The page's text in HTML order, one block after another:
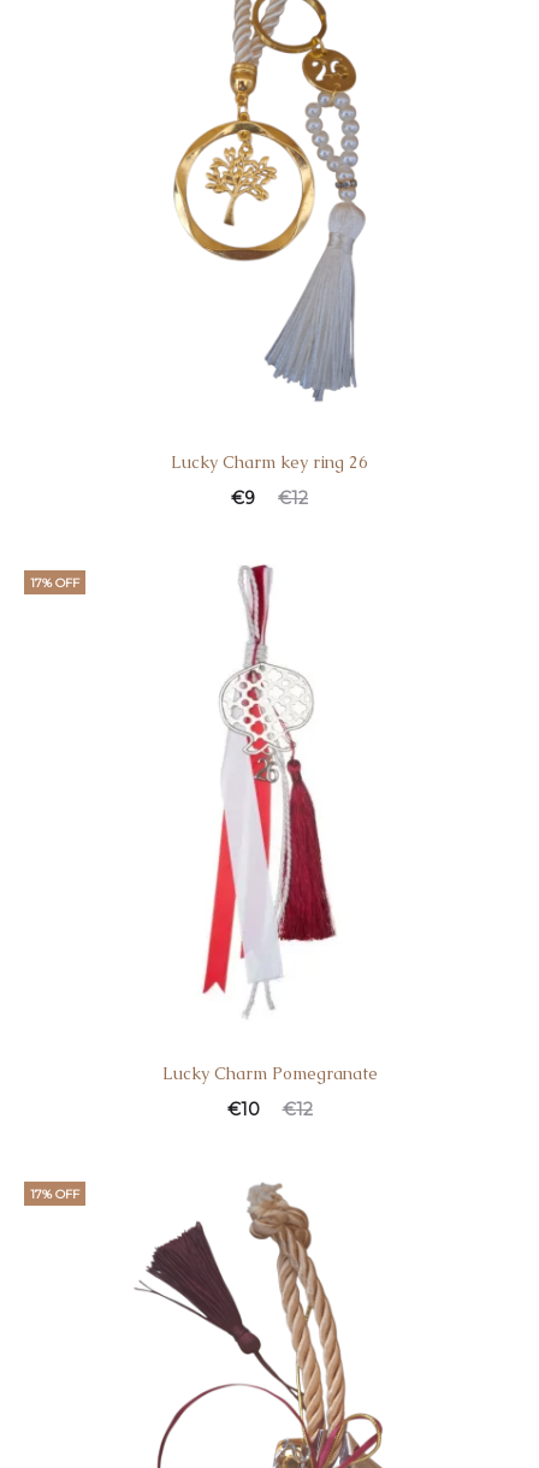
Lucky Charm key ring 26
€12
€9
17% OFF
Lucky Charm Pomegranate
€12
€10
17% OFF